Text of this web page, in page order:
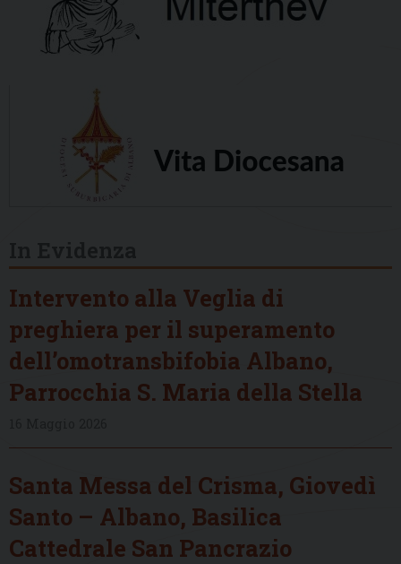
Intervento alla Veglia di
preghiera per il superamento
dell’omotransbifobia Albano,
Parrocchia S. Maria della Stella
Santa Messa del Crisma, Giovedì
Santo – Albano, Basilica
Cattedrale San Pancrazio